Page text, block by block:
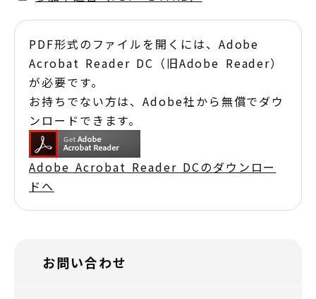
PDF形式のファイルを開くには、Adobe
Acrobat Reader DC（旧Adobe Reader）
が必要です。
お持ちでない方は、Adobe社から無償でダウ
ンロードできます。
Adobe Acrobat Reader DCのダウンロー
ドへ
お問い合わせ